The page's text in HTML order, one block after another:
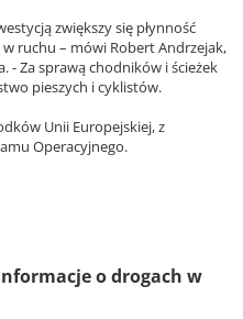
zwiększy się płynność
ruchu – mówi Robert Andrzejak,
- Za sprawą chodników i ścieżek
pieszych i cyklistów.
Unii Europejskiej, z
Operacyjnego.
o drogach w